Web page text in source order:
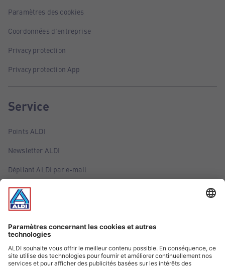
Paramètres des cookies
Coordonnées d'entreprise
Privacy protection
Privacy protection App
Service
Points ALDI
Newsletter ALDI
Dépliant ALDI par e-mail
Offres
Infos essentielles
Suivez ALDI Belgique